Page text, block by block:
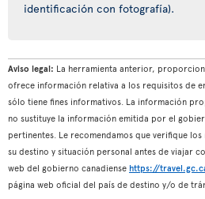
identificación con fotografía).
Aviso legal: La herramienta anterior,
ofrece información relativa a los requisitos de
sólo tiene fines informativos. La información
no sustituye la información emitida por el
pertinentes. Le recomendamos que verifique
su destino y situación personal antes de viajar
web del gobierno canadiense https://
página web oficial del país de destino y/o de